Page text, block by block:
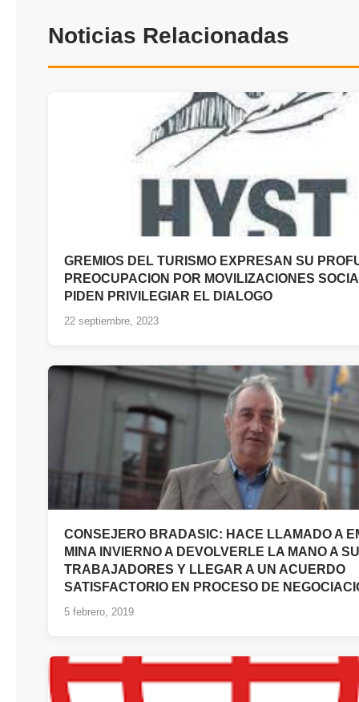
Noticias Relacionadas
GREMIOS DEL TURISMO EXPRESAN SU
PREOCUPACION POR MOVILIZACIONES
PIDEN PRIVILEGIAR EL DIALOGO
22 septiembre, 2023
CONSEJERO BRADASIC: HACE LLAMADO A
MINA INVIERNO A DEVOLVERLE LA MANO A
TRABAJADORES Y LLEGAR A UN ACUERDO
SATISFACTORIO EN PROCESO DE
5 febrero, 2019